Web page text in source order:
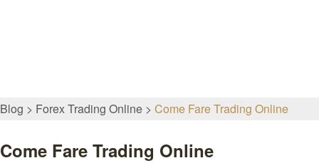
Blog Forex Trading Online Come Fare Trading Online
Come Fare Trading Online